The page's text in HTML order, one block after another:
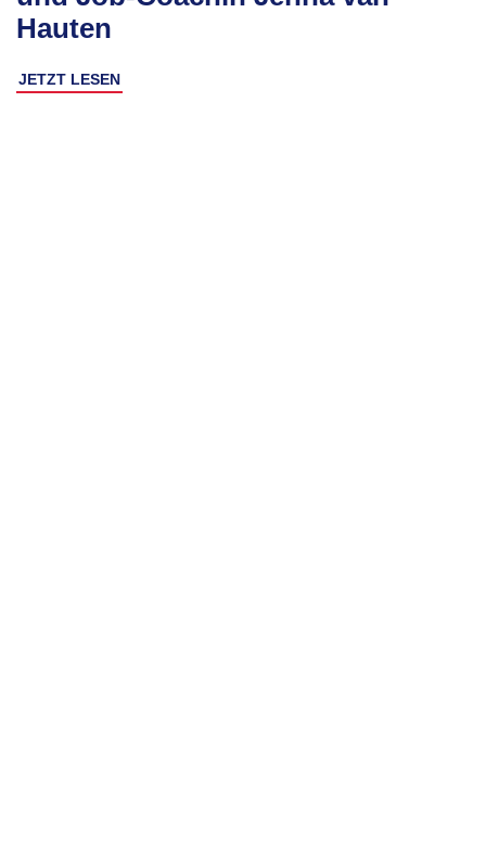
Hauten
JETZT LESEN